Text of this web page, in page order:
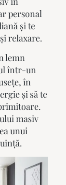
personal
și te
relaxare.
lemn
într-un
în
și să te
masiv
unui